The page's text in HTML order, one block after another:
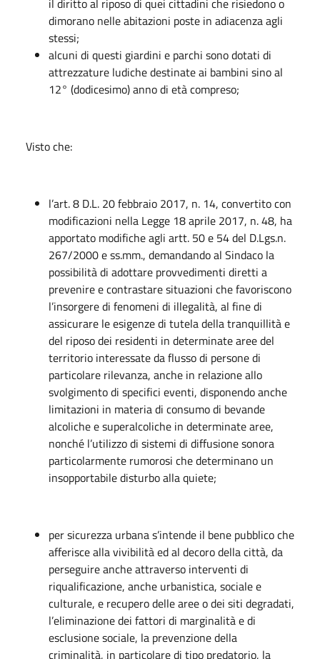
dimorano nelle abitazioni poste in adiacenza agli
stessi;
alcuni di questi giardini e parchi sono dotati di
attrezzature ludiche destinate ai bambini sino al
12° (dodicesimo) anno di età compreso;
Visto che:
l’art. 8 D.L. 20 febbraio 2017, n. 14, convertito con
modificazioni nella Legge 18 aprile 2017, n. 48, ha
apportato modifiche agli artt. 50 e 54 del D.Lgs.n.
267/2000 e ss.mm., demandando al Sindaco la
possibilità di adottare provvedimenti diretti a
prevenire e contrastare situazioni che favoriscono
l’insorgere di fenomeni di illegalità, al fine di
assicurare le esigenze di tutela della tranquillità e
del riposo dei residenti in determinate aree del
territorio interessate da flusso di persone di
particolare rilevanza, anche in relazione allo
svolgimento di specifici eventi, disponendo anche
limitazioni in materia di consumo di bevande
alcoliche e superalcoliche in determinate aree,
nonché l’utilizzo di sistemi di diffusione sonora
particolarmente rumorosi che determinano un
insopportabile disturbo alla quiete;
per sicurezza urbana s’intende il bene pubblico che
afferisce alla vivibilità ed al decoro della città, da
perseguire anche attraverso interventi di
riqualificazione, anche urbanistica, sociale e
culturale, e recupero delle aree o dei siti degradati,
l’eliminazione dei fattori di marginalità e di
esclusione sociale, la prevenzione della
criminalità, in particolare di tipo predatorio, la